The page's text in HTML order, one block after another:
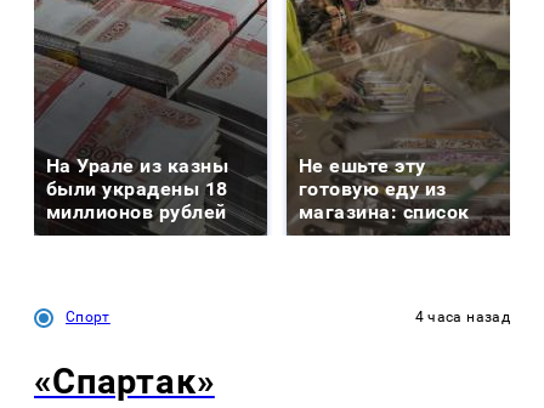
На Урале из казны
были украдены 18
миллионов рублей
Не ешьте эту
готовую еду из
магазина: список
Спорт 4 часа назад
«Спартак»